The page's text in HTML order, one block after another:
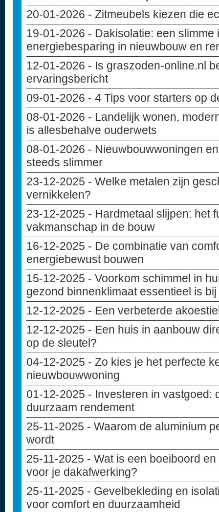
20-01-2026 - Zitmeubels kiezen die
19-01-2026 - Dakisolatie: een
energiebesparing in nieuwbouw en
12-01-2026 - Is graszoden-online.nl
ervaringsbericht
09-01-2026 - 4 Tips voor starters op
08-01-2026 - Landelijk wonen,
is allesbehalve ouderwets
08-01-2026 - Nieuwbouwwoningen
steeds slimmer
23-12-2025 - Welke metalen zijn
vernikkelen?
23-12-2025 - Hardmetaal slijpen: het
vakmanschap in de bouw
16-12-2025 - De combinatie van
energiebewust bouwen
15-12-2025 - Voorkom schimmel in
gezond binnenklimaat essentieel is
12-12-2025 - Een verbeterde
12-12-2025 - Een huis in aanbouw
op de sleutel?
04-12-2025 - Zo kies je het perfecte
nieuwbouwwoning
01-12-2025 - Investeren in vastgoed:
duurzaam rendement
25-11-2025 - Waarom de aluminium
wordt
25-11-2025 - Wat is een boeiboord
voor je dakafwerking?
25-11-2025 - Gevelbekleding en
voor comfort en duurzaamheid